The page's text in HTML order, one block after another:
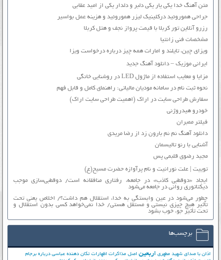
متن آهنگ خدا یکی یار یکی دلبر و دلدار یکی از امید عقابی
جراحی هموروئید درکلینیک لیزر هموروئید و هزینه عمل بواسیر
رزرو آنلاین تور کربلا با قیمت پرواز نجف و هتل کربلا
مشخصات فنی زانتیا
ویزای چین، تایلند و امارات همه چیز درباره درخواست ویزا
ایرانی موزیک – دانلود آهنگ جدید
مزایا و معایب استفاده از ماژول LED در روشنایی خانگی
نحوه ثبت نام در سامانه مودیان مالیاتی: راهنمای کامل و قابل فهم
سفارش طراحی سایت در اراک (اهمیت طراحی سایت اراک)
خودرو هیدروژنی
فیلتر ممبران
دانلود آهنگ نم نم بارون زد از رضا مریدی
آشنایی با رنو تالیسمان
مجید رضوی قلبمی پس
توییت | علت نورانیت و نام پرآوازه حضرت مسیح(ع)
ایجاد «دوقطبی کاذب» در جامعه، رفتاری منافقانه است/ دوقطبی‌سازی موجب
دیکتاتوری روانی در جامعه می‌شود
چطور می‌شود در عین وابستگی به خدا، استقلال هم داشت؟/ اخلاص یعنی تحت
تأثیر هیچ چیزی نیستی و مستقل هستی/ خدا نمی‌خواهد کسی بدون استقلال و
تحت تأثیر جوّ، خوب بشود
برچسب‌ها
اذان با صدای شهید مطهری اربعین اصل مذاکرات اظهارات تکان دهنده عباسی درباره برجام